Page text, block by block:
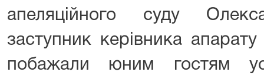
апеляційного суду
заступник керівника апарату
побажали юним гостям